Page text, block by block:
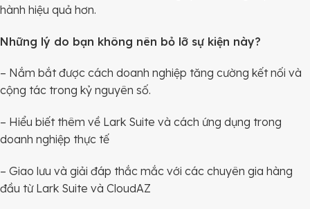
hành hiệu quả hơn.
Những lý do bạn không nên bỏ lỡ sự kiện này?
– Nắm bắt được cách doanh nghiệp tăng cường kết nối và
cộng tác trong kỷ nguyên số.
– Hiểu biết thêm về Lark Suite và cách ứng dụng trong
doanh nghiệp thực tế
– Giao lưu và giải đáp thắc mắc với các chuyên gia hàng
đầu từ Lark Suite và CloudAZ